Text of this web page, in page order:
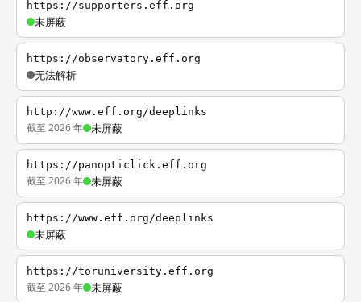
https://supporters.eff.org
未屏蔽
https://observatory.eff.org
无法解析
http://www.eff.org/deeplinks
截至 2026 年 未屏蔽
https://panopticlick.eff.org
截至 2026 年 未屏蔽
https://www.eff.org/deeplinks
未屏蔽
https://toruniversity.eff.org
截至 2026 年 未屏蔽